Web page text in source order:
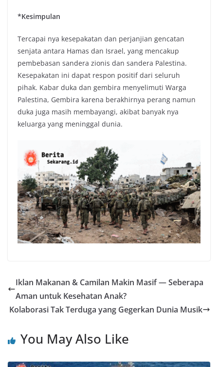
*Kesimpulan
Tercapai nya kesepakatan dan perjanjian gencatan
senjata antara Hamas dan Israel, yang mencakup
pembebasan sandera zionis dan sandera Palestina.
Kesepakatan ini dapat respon positif dari seluruh
pihak. Kabar duka dan gembira menyelimuti Warga
Palestina, Gembira karena berakhirnya perang namun
duka juga masih membayangi, akibat banyak nya
keluarga yang meninggal dunia.
Iklan Makanan & Camilan Makin Masif — Seberapa
Aman untuk Kesehatan Anak?
Kolaborasi Tak Terduga yang Gegerkan Dunia Musik
You May Also Like